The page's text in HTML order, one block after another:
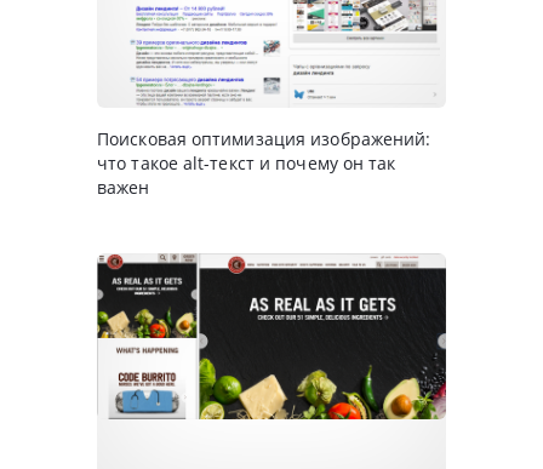
Поисковая оптимизация изображений:
что такое alt-текст и почему он так
важен